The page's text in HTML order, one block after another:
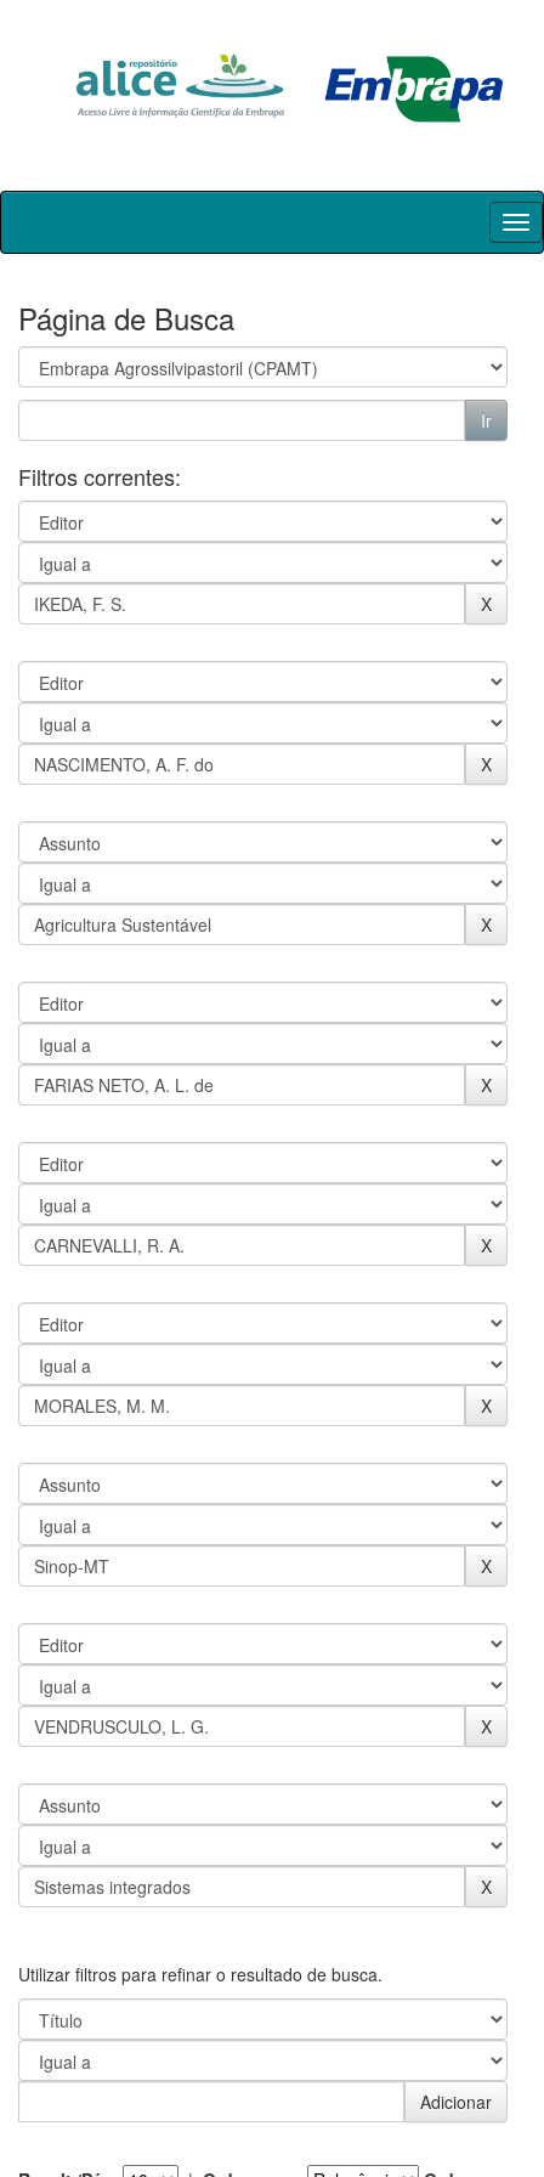
Skip
Página de Busca
Filtros correntes:
Utilizar filtros para refinar o resultado de busca.